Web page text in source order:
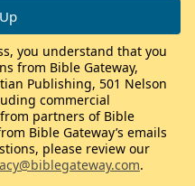
you understand that you
from Bible Gateway,
Publishing, 501 Nelson
commercial
partners of Bible
Bible Gateway’s emails
please review our
.